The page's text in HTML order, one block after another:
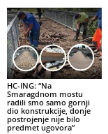
HC-ING: “Na
Smaragdnom mostu
radili smo samo gornji
dio konstrukcije, donje
postrojenje nije bilo
predmet ugovora”